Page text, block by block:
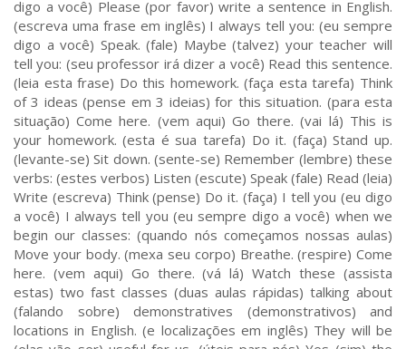
digo a você) Please (por favor) write a sentence in English.
(escreva uma frase em inglês) I always tell you: (eu sempre
digo a você) Speak. (fale) Maybe (talvez) your teacher will
tell you: (seu professor irá dizer a você) Read this sentence.
(leia esta frase) Do this homework. (faça esta tarefa) Think
of 3 ideas (pense em 3 ideias) for this situation. (para esta
situação) Come here. (vem aqui) Go there. (vai lá) This is
your homework. (esta é sua tarefa) Do it. (faça) Stand up.
(levante-se) Sit down. (sente-se) Remember (lembre) these
verbs: (estes verbos) Listen (escute) Speak (fale) Read (leia)
Write (escreva) Think (pense) Do it. (faça) I tell you (eu digo
a você) I always tell you (eu sempre digo a você) when we
begin our classes: (quando nós começamos nossas aulas)
Move your body. (mexa seu corpo) Breathe. (respire) Come
here. (vem aqui) Go there. (vá lá) Watch these (assista
estas) two fast classes (duas aulas rápidas) talking about
(falando sobre) demonstratives (demonstrativos) and
locations in English. (e localizações em inglês) They will be